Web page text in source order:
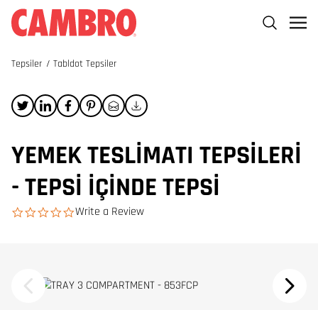
Tepsiler / Tabldot Tepsiler
YEMEK TESLIMATI TEPSILERI
- TEPSI İÇINDE TEPSI
0.0 star rating
Write a Review